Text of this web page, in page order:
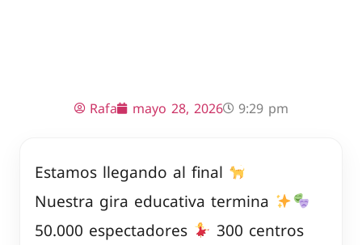
Rafa mayo 28, 2026 9:29 pm
Estamos llegando al final
Nuestra gira educativa termina
50.000 espectadores
300 centros